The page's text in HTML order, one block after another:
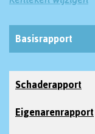
Basisrapport
Schaderapport
Eigenarenrapport